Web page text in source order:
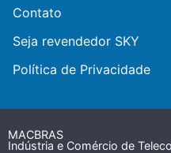
Contato
Seja revendedor SKY
Política de Privacidade
MACBRAS
Indústria e Comércio de